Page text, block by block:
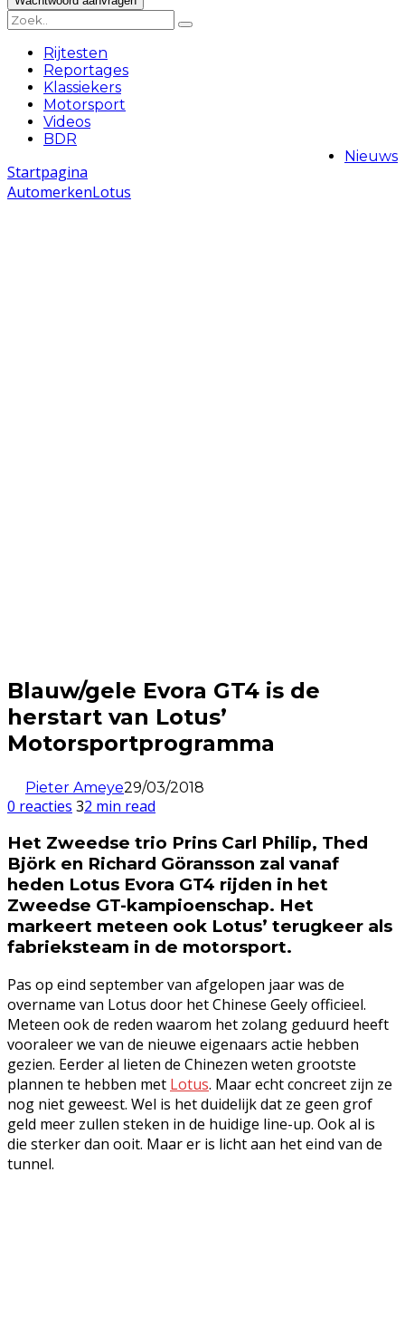
Rijtesten
Reportages
Klassiekers
Motorsport
Videos
BDR
Nieuws
Startpagina
AutomerkenLotus
Blauw/gele Evora GT4 is de
herstart van Lotus’
Motorsportprogramma
Pieter Ameye29/03/2018
0 reacties 32 min read
Het Zweedse trio Prins Carl Philip, Thed
Björk en Richard Göransson zal vanaf
heden Lotus Evora GT4 rijden in het
Zweedse GT-kampioenschap. Het
markeert meteen ook Lotus’ terugkeer als
fabrieksteam in de motorsport.
Pas op eind september van afgelopen jaar was de
overname van Lotus door het Chinese Geely officieel.
Meteen ook de reden waarom het zolang geduurd heeft
vooraleer we van de nieuwe eigenaars actie hebben
gezien. Eerder al lieten de Chinezen weten grootste
plannen te hebben met Lotus. Maar echt concreet zijn ze
nog niet geweest. Wel is het duidelijk dat ze geen grof
geld meer zullen steken in de huidige line-up. Ook al is
die sterker dan ooit. Maar er is licht aan het eind van de
tunnel.